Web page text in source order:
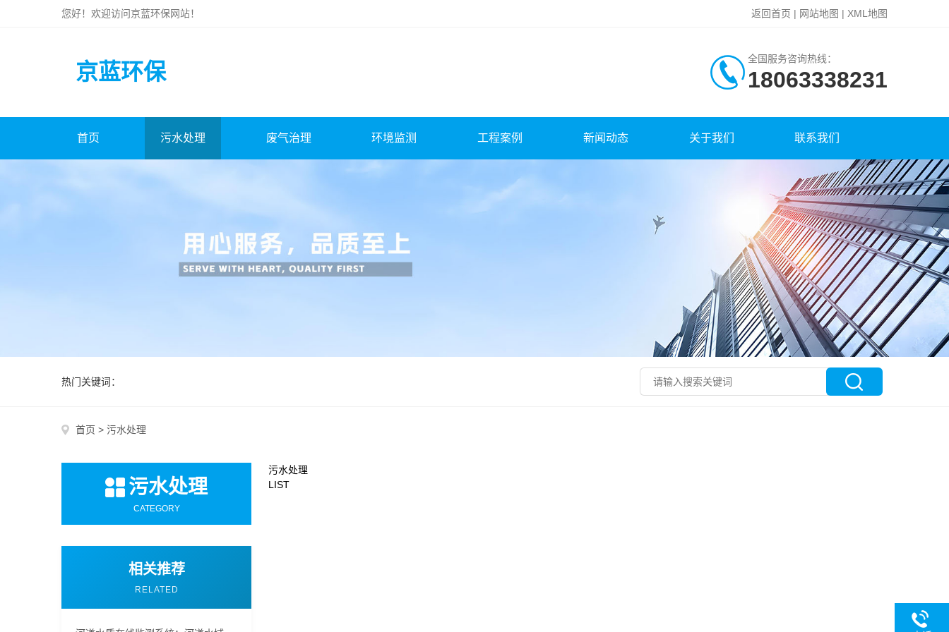
您好！欢迎访问京蓝环保网站！ 返回首页 | 网站地图 | XML地图
京蓝环保
全国服务咨询热线：
18063338231
首页 污水处理 废气治理 环境监测 工程案例 新闻动态 关于我们 联系我们
热门关键词：
首页 > 污水处理
污水处理
CATEGORY
相关推荐
RELATED
污水处理
LIST